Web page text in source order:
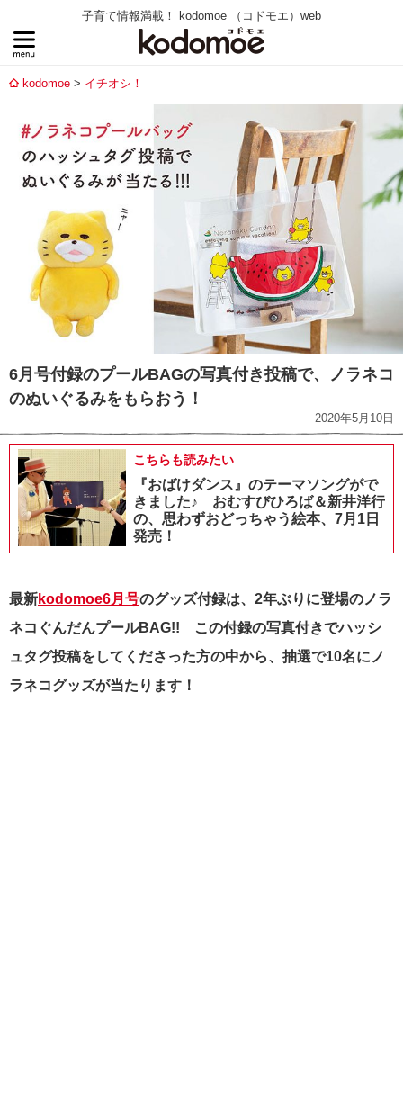
子育て情報満載！ kodomoe （コドモエ）web
kodomoe イチオシ！
6月号付録のプールBAGの写真付き投稿で、ノラネコ
のぬいぐるみをもらおう！
2020年5月10日
こちらも読みたい
『おばけダンス』のテーマソングがで
きました♪ おむすびひろば＆新井洋行
の、思わずおどっちゃう絵本、7月1日
発売！
最新kodomoe6月号のグッズ付録は、2年ぶりに登場のノラ
ネコぐんだんプールBAG!! この付録の写真付きでハッシ
ュタグ投稿をしてくださった方の中から、抽選で10名にノ
ラネコグッズが当たります！